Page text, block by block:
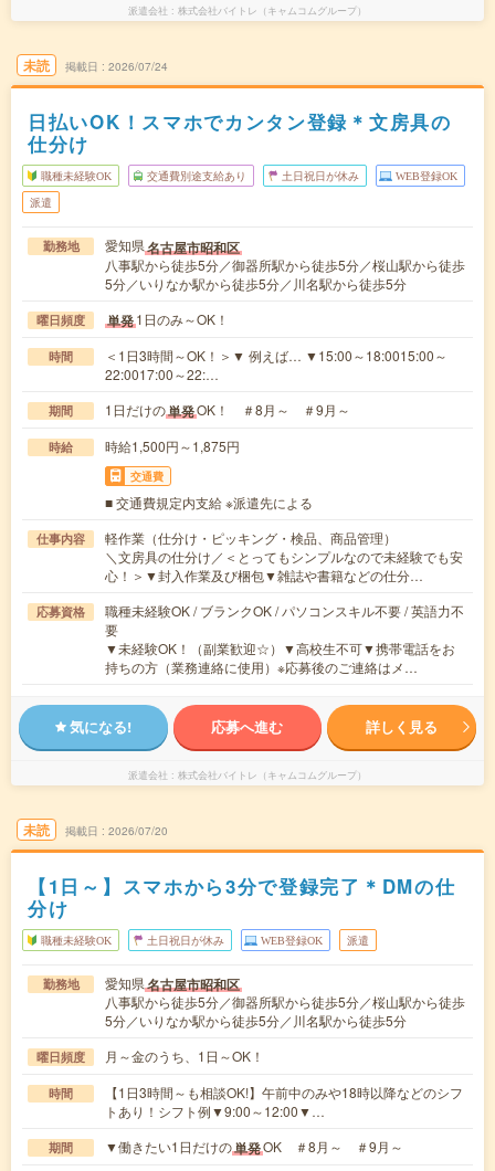
派遣会社 株式会社バイトレ（キャムコムグループ）
未読 掲載日 2026/07/24
日払いOK！スマホでカンタン登録＊文房具の
仕分け
職種未経験OK 交通費別途支給あり 土日祝日が休み WEB登録OK
派遣
勤務地 愛知県名古屋市昭和区
八事駅から徒歩5分／御器所駅から徒歩5分／桜山駅から徒歩
5分／いりなか駅から徒歩5分／川名駅から徒歩5分
曜日頻度 単発1日のみ～OK！
時間
＜1日3時間～OK！＞▼ 例えば… ▼15:00～18:0015:00～
22:0017:00～22:…
期間 1日だけの単発OK！ ＃8月～ ＃9月～
時給 時給1,500円～1,875円
交通費
■ 交通費規定内支給 ※派遣先による
仕事内容
軽作業（仕分け・ピッキング・検品、商品管理）
＼文房具の仕分け／＜とってもシンプルなので未経験でも安
心！＞▼封入作業及び梱包▼雑誌や書籍などの仕分…
応募資格
職種未経験OK / ブランクOK / パソコンスキル不要 / 英語力不
要
▼未経験OK！（副業歓迎☆）▼高校生不可▼携帯電話をお
持ちの方（業務連絡に使用）※応募後のご連絡はメ…
気になる! 応募へ進む 詳しく見る
派遣会社 株式会社バイトレ（キャムコムグループ）
未読 掲載日 2026/07/20
【1日～】スマホから3分で登録完了＊DMの仕
分け
職種未経験OK 土日祝日が休み WEB登録OK 派遣
勤務地 愛知県名古屋市昭和区
八事駅から徒歩5分／御器所駅から徒歩5分／桜山駅から徒歩
5分／いりなか駅から徒歩5分／川名駅から徒歩5分
曜日頻度 月～金のうち、1日～OK！
時間
【1日3時間～も相談OK!】午前中のみや18時以降などのシフ
トあり！シフト例▼9:00～12:00▼…
期間 ▼働きたい1日だけの単発OK ＃8月～ ＃9月～